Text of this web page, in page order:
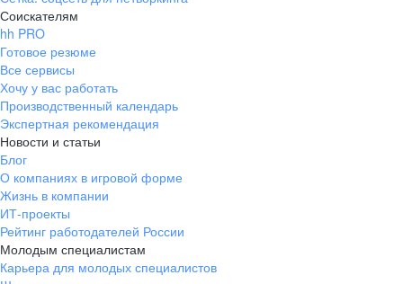
Соискателям
hh PRO
Готовое резюме
Все сервисы
Хочу у вас работать
Производственный календарь
Экспертная рекомендация
Новости и статьи
Блог
О компаниях в игровой форме
Жизнь в компании
ИТ-проекты
Рейтинг работодателей России
Молодым специалистам
Карьера для молодых специалистов